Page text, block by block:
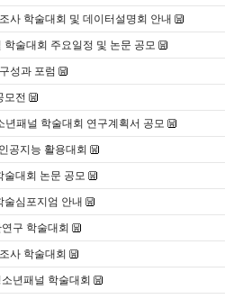
사 학술대회 및 데이터설명회 안내
학술대회 주요일정 및 논문 공모
성과 포럼
모전
년패널 학술대회 연구계획서 공모
공지능 활용대회
술대회 논문 공모
술심포지엄 안내
구 학술대회
사 학술대회
년패널 학술대회